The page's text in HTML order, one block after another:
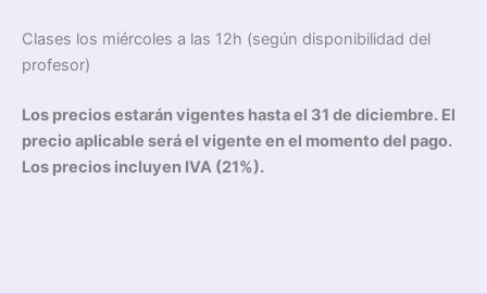
Clases los miércoles a las 12h (según disponibilidad del
profesor)
Los precios estarán vigentes hasta el 31 de diciembre. El
precio aplicable será el vigente en el momento del pago.
Los precios incluyen IVA (21%).